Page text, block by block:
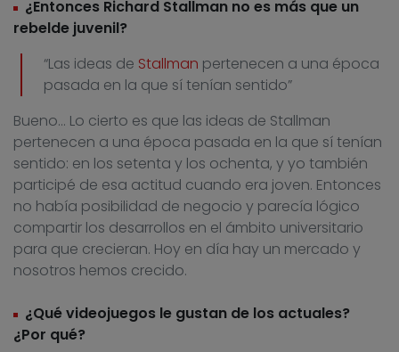
¿Entonces Richard Stallman no es más que un
rebelde juvenil?
“Las ideas de Stallman pertenecen a una época
pasada en la que sí tenían sentido”
Bueno… Lo cierto es que las ideas de Stallman
pertenecen a una época pasada en la que sí tenían
sentido: en los setenta y los ochenta, y yo también
participé de esa actitud cuando era joven. Entonces
no había posibilidad de negocio y parecía lógico
compartir los desarrollos en el ámbito universitario
para que crecieran. Hoy en día hay un mercado y
nosotros hemos crecido.
¿Qué videojuegos le gustan de los actuales?
¿Por qué?